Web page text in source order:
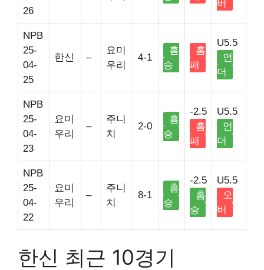
26
버
NPB
25-
04-
25
한신 –
요미
우리
4-1
홈
승
홈
패
U5.5
언
더
NPB
25-
04-
23
요미
우리
–
주니
치
2-0
홈
승
-2.5
홈
패
U5.5
언
더
NPB
25-
04-
22
요미
우리
–
주니
치
8-1
홈
승
-2.5
홈
승
U5.5
오
버
한신 최근 10경기